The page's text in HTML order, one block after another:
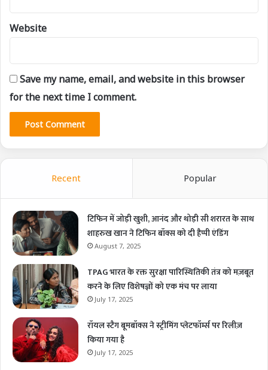
Website
Save my name, email, and website in this browser
for the next time I comment.
Recent Popular
टिफिन में जोड़ी खुशी, आनंद और थोड़ी सी शरारत के साथ
शाहरुख खान ने टिफिन बॉक्स को दी हैप्पी एंडिंग
August 7, 2025
TPAG भारत के रक्त सुरक्षा पारिस्थितिकी तंत्र को मज़बूत
करने के लिए विशेषज्ञों को एक मंच पर लाया
July 17, 2025
रॉयल स्टैग बूमबॉक्स ने स्ट्रीमिंग प्लेटफॉर्म्स पर रिलीज़
किया गया है
July 17, 2025